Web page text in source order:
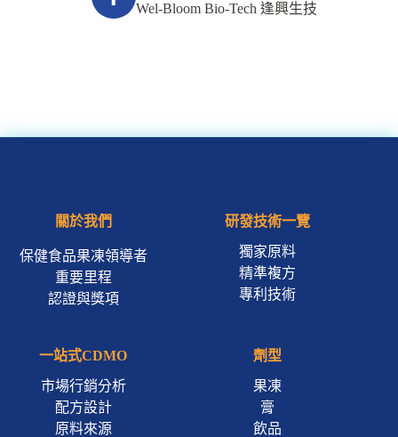
Wel-Bloom Bio-Tech 逢興生技
關於我們
保健食品果凍領導者
重要里程
認證與獎項
研發技術一覽
獨家原料
精準複方
專利技術
一站式CDMO
市場行銷分析
配方設計
原料來源
劑型
果凍
膏
飲品